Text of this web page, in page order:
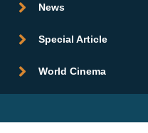
News
Special Article
World Cinema